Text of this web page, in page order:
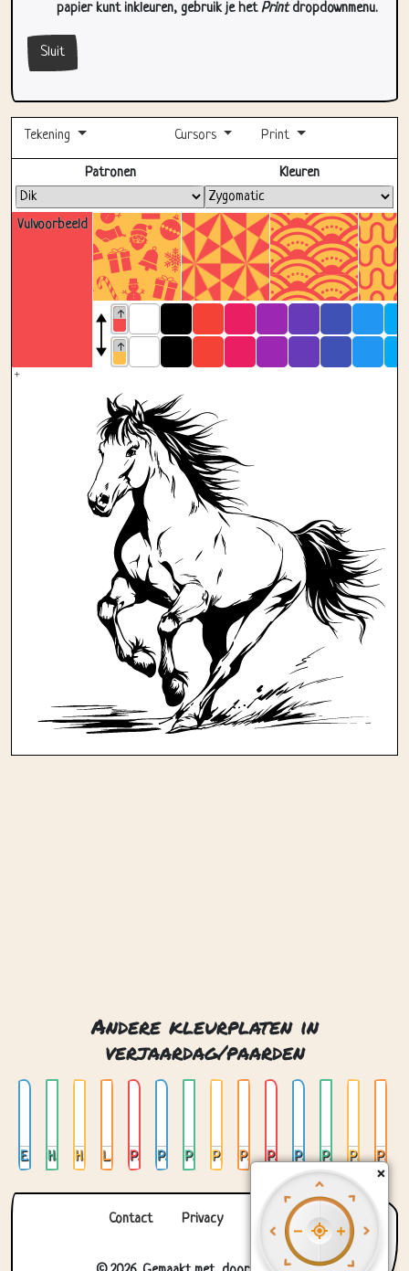
papier kunt inkleuren, gebruik je hetPrintdropdownmenu.
Sluit
Tekening Cursors Print
Volledig scherm
Vulvoorbeeld
Patronen Kleuren
Andere kleurplaten in
verjaardag/paarden
Eenvoudig paardenhoofd Hoofd van een paard Hoofden van paard en veulen Leuke kleine pony Paard 02 Paard en wagen 01 Paard en wagen 02 Paard in de wei 01 Paard in de wei 02 Paard met een veulen 01 Paard met een veulen 02 Paard op achterpoten Paard op de boerderij 01 Paard op de boerderij 02
Contact Privacy Over ons
×